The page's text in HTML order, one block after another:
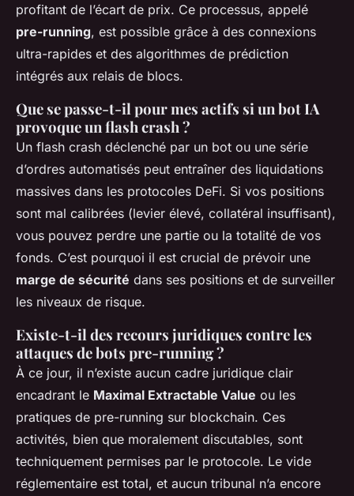
profitant de l’écart de prix. Ce processus, appelé
pre-running, est possible grâce à des connexions
ultra-rapides et des algorithmes de prédiction
intégrés aux relais de blocs.
Que se passe-t-il pour mes actifs si un bot IA
provoque un flash crash ?
Un flash crash déclenché par un bot ou une série
d’ordres automatisés peut entraîner des liquidations
massives dans les protocoles DeFi. Si vos positions
sont mal calibrées (levier élevé, collatéral insuffisant),
vous pouvez perdre une partie ou la totalité de vos
fonds. C’est pourquoi il est crucial de prévoir une
marge de sécurité dans ses positions et de surveiller
les niveaux de risque.
Existe-t-il des recours juridiques contre les
attaques de bots pre-running ?
À ce jour, il n’existe aucun cadre juridique clair
encadrant le Maximal Extractable Value ou les
pratiques de pre-running sur blockchain. Ces
activités, bien que moralement discutables, sont
techniquement permises par le protocole. Le vide
réglementaire est total, et aucun tribunal n’a encore